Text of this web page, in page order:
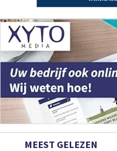
MEEST GELEZEN